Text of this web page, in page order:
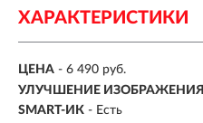
ХАРАКТЕРИСТИКИ
ЦЕНА - 6 490 руб.
УЛУЧШЕНИЕ ИЗОБРАЖЕНИЯ
SMART-ИК - Есть